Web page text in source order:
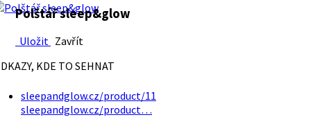
Polštář sleep&glow
Uložit Zavřít
KDE TO SEHNAT
sleepandglow.cz/product/11
sleepandglow.cz/product…